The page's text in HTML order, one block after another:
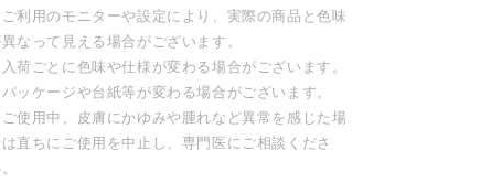
ご利用のモニターや設定により、実際の商品と色味
なって見える場合がございます。
荷ごとに色味や仕様が変わる場合がございます。
パッケージや台紙等が変わる場合がございます。
ご使用中、皮膚にかゆみや腫れなど異常を感じた場
直ちにご使用を中止し、専門医にご相談くださ